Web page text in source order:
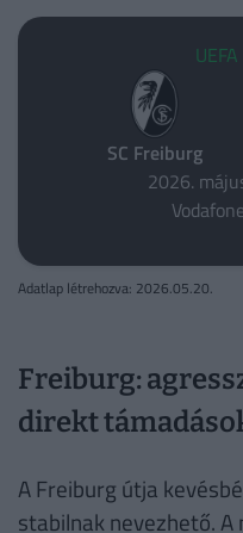
SC Freiburg
2026.
Adatlap létrehozva: 2026.05.20.
Freiburg:
direkt
A Freiburg útja
stabilnak nevezhető.